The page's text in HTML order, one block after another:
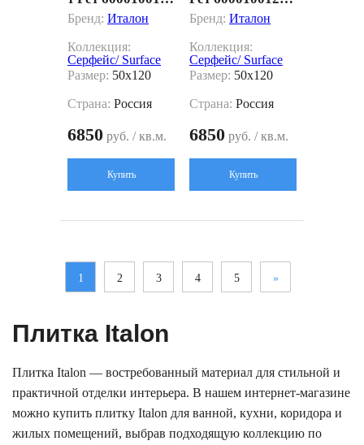
69 белый 50x120
Бренд: Италон
Коллекция:
Серфейс/ Surface
Размер: 50x120
Страна: Россия
6850 руб. / кв.м.
Купить
8 красный 50x12
Бренд: Италон
Коллекция:
Серфейс/ Surface
Размер: 50x120
Страна: Россия
6850 руб. / кв.м.
Купить
1 2 3 4 5 »
Плитка Italon
Плитка Italon — востребованный материал для стильной и
практичной отделки интерьера. В нашем интернет-магазине
можно купить плитку Italon для ванной, кухни, коридора и
жилых помещений, выбрав подходящую коллекцию по